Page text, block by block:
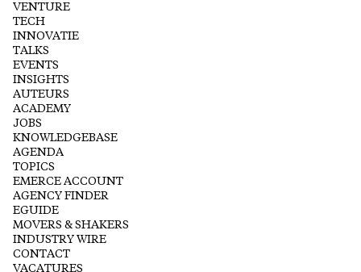
VENTURE
TECH
INNOVATIE
TALKS
EVENTS
INSIGHTS
AUTEURS
ACADEMY
JOBS
KNOWLEDGEBASE
AGENDA
TOPICS
EMERCE ACCOUNT
AGENCY FINDER
EGUIDE
MOVERS & SHAKERS
INDUSTRY WIRE
CONTACT
VACATURES